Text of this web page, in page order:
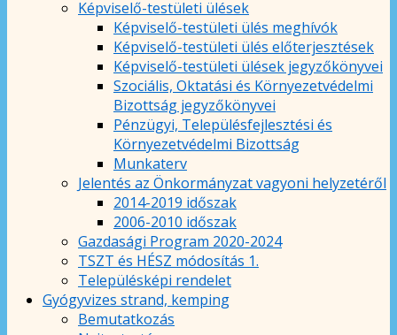
Képviselő-testületi ülések
Képviselő-testületi ülés meghívók
Képviselő-testületi ülés előterjesztések
Képviselő-testületi ülések jegyzőkönyvei
Szociális, Oktatási és Környezetvédelmi
Bizottság jegyzőkönyvei
Pénzügyi, Településfejlesztési és
Környezetvédelmi Bizottság
Munkaterv
Jelentés az Önkormányzat vagyoni helyzetéről
2014-2019 időszak
2006-2010 időszak
Gazdasági Program 2020-2024
TSZT és HÉSZ módosítás 1.
Településképi rendelet
Gyógyvizes strand, kemping
Bemutatkozás